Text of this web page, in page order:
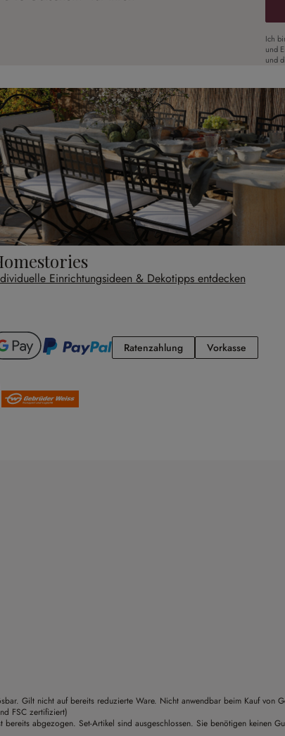
Ich
und
und
Einrichtungsideen & Dekotipps entdecken
RatenzahlungRatenzahlung
VorkasseVorkasse
Gilt nicht auf bereits reduzierte Ware. Nicht anwendbar beim Kauf von
FSC zertifiziert)
abgezogen. Set-Artikel sind ausgeschlossen. Sie benötigen keinen